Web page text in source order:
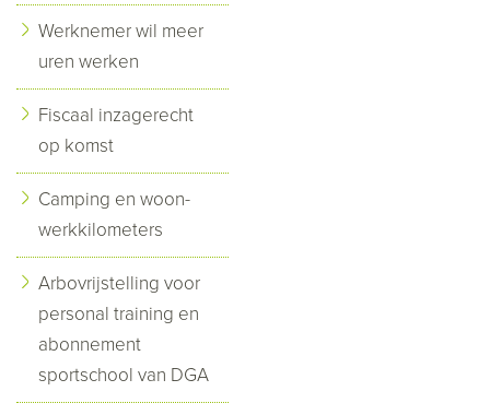
Werknemer wil meer
uren werken
Fiscaal inzagerecht
op komst
Camping en woon-
werkkilometers
Arbovrijstelling voor
personal training en
abonnement
sportschool van DGA